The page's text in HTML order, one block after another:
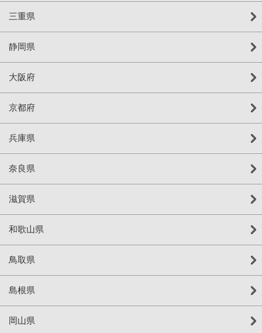
三重県
静岡県
大阪府
京都府
兵庫県
奈良県
滋賀県
和歌山県
鳥取県
島根県
岡山県